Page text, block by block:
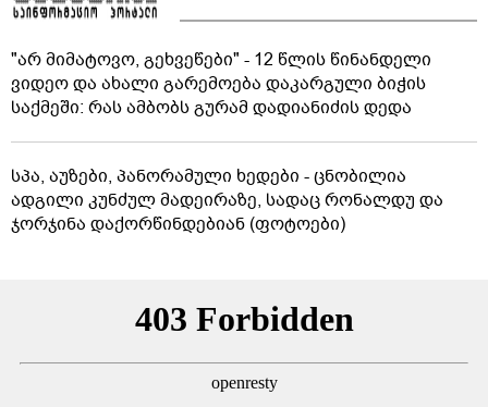
"არ მიმატოვო, გეხვეწები" - 12 წლის წინანდელი
ვიდეო და ახალი გარემოება დაკარგული ბიჭის
საქმეში: რას ამბობს გურამ დადიანიძის დედა
სპა, აუზები, პანორამული ხედები - ცნობილია
ადგილი კუნძულ მადეირაზე, სადაც რონალდუ და
ჯორჯინა დაქორწინდებიან (ფოტოები)